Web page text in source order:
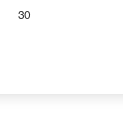
30